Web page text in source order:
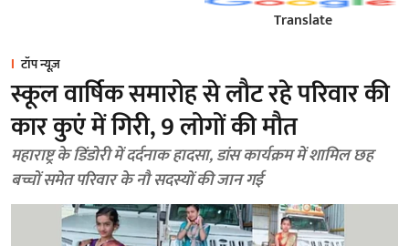
Translate
टॉप न्यूज़
स्कूल वार्षिक समारोह से लौट रहे परिवार की
कार कुएं में गिरी, 9 लोगों की मौत
महाराष्ट्र के डिंडोरी में दर्दनाक हादसा, डांस कार्यक्रम में शामिल छह
बच्चों समेत परिवार के नौ सदस्यों की जान गई